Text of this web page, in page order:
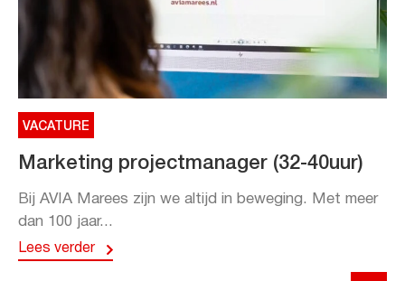
VACATURE
Marketing projectmanager (32-40uur)
Bij AVIA Marees zijn we altijd in beweging. Met meer
dan 100 jaar...
Lees verder